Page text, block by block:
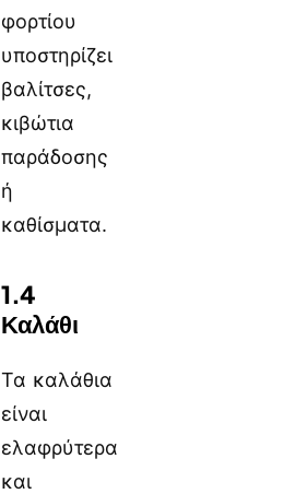
φορτίου
υποστηρίζει
βαλίτσες,
κιβώτια
παράδοσης
ή
καθίσματα.
1.4
Καλάθι
Τα καλάθια
είναι
ελαφρύτερα
και